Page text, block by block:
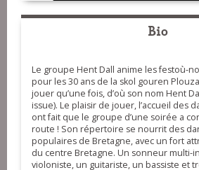
Bio
Le groupe Hent Dall anime les festoù-
pour les 30 ans de la skol gouren
jouer qu’une fois, d’où son nom Hent
issue). Le plaisir de jouer, l’accueil des
ont fait que le groupe d’une soirée a
route ! Son répertoire se nourrit des
populaires de Bretagne, avec un fort
du centre Bretagne. Un sonneur multi-
violoniste, un guitariste, un bassiste et